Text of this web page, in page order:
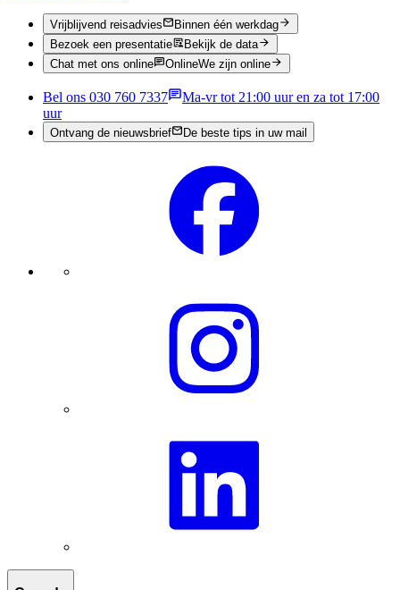
Vrijblijvend reisadvies
Binnen één werkdag
Bezoek een presentatie
Bekijk de data
Chat met ons online
OnlineWe zijn online
Bel ons 030 760 7337
Ma-vr tot 21:00 uur en za tot 17:00
uur
Ontvang de nieuwsbrief De beste tips in uw mail